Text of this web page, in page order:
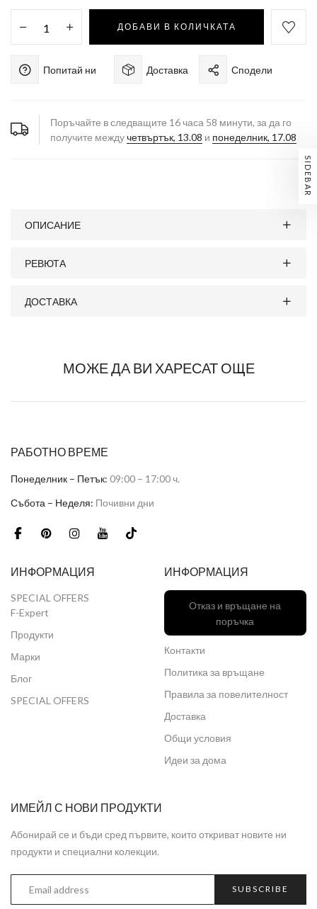
ДОБАВИ В КОЛИЧКАТА
Попитай ни Доставка Сподели
Поръчайте в следващите 16 часа 58 минути, за да го
получите междучетвъртък, 13.08 и понеделник, 17.08
SIDEBAR
ОПИСАНИЕ
РЕВЮТА
ДОСТАВКА
МОЖЕ ДА ВИ ХАРЕСАТ ОЩЕ
РАБОТНО ВРЕМЕ
Понеделник – Петък: 09:00 – 17:00 ч.
Събота – Неделя: Почивни дни
ИНФОРМАЦИЯ
SPECIAL OFFERS
F-Expert
Продукти
Марки
Блог
SPECIAL OFFERS
ИНФОРМАЦИЯ
Отказ и връщане на
поръчка
Контакти
Политика за връщане
Правила за повелителност
Доставка
Общи условия
Идеи за дома
ИМЕЙЛ С НОВИ ПРОДУКТИ
Абонирай се и бъди сред първите, които откриват новите ни
продукти и специални колекции.
SUBSCRIBE